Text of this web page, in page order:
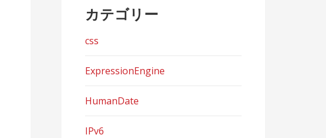
カテゴリー
css
ExpressionEngine
HumanDate
IPv6